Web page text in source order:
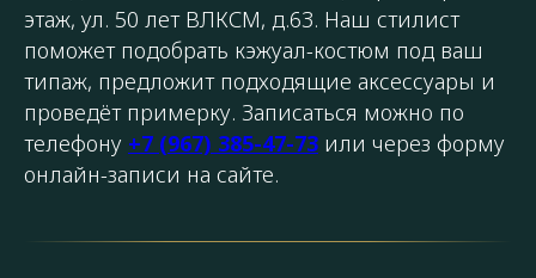
этаж, ул. 50 лет ВЛКСМ, д.63. Наш стилист
поможет подобрать кэжуал-костюм под ваш
типаж, предложит подходящие аксессуары и
проведёт примерку. Записаться можно по
телефону +7 (967) 385-47-73 или через форму
онлайн-записи на сайте.